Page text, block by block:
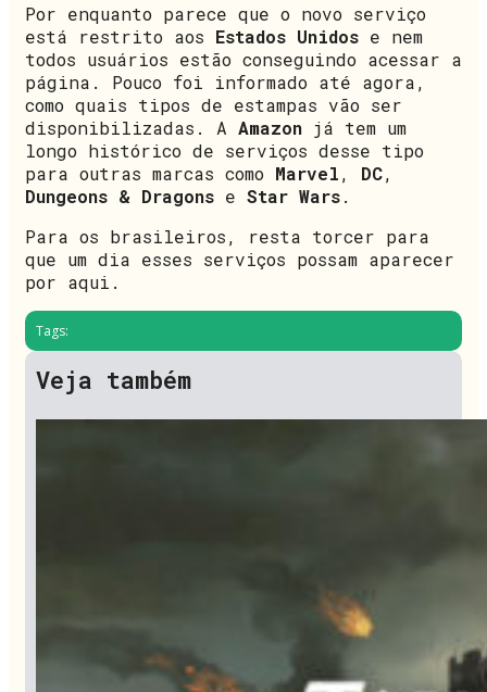
Por enquanto parece que o novo serviço
está restrito aos Estados Unidos e nem
todos usuários estão conseguindo acessar a
página. Pouco foi informado até agora,
como quais tipos de estampas vão ser
disponibilizadas. A Amazon já tem um
longo histórico de serviços desse tipo
para outras marcas como Marvel, DC,
Dungeons & Dragons e Star Wars.
Para os brasileiros, resta torcer para
que um dia esses serviços possam aparecer
por aqui.
Tags:
Veja também